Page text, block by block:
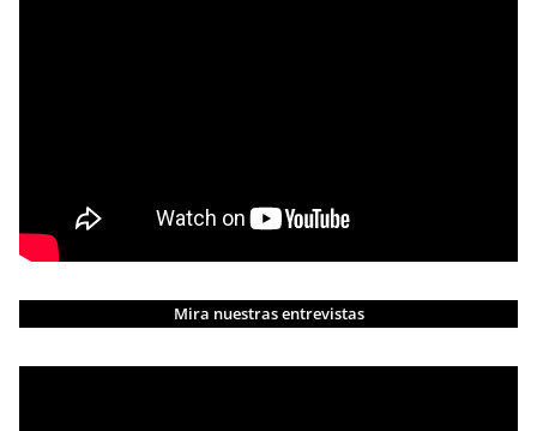
Mira nuestras entrevistas